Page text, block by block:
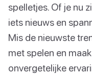
spelletjes. Of je nu
iets nieuws en
Mis de nieuwste
met spelen en
onvergetelijke